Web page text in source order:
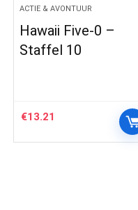
ACTIE & AVONTUUR
Hawaii Five-0 –
Staffel 10
€13.21